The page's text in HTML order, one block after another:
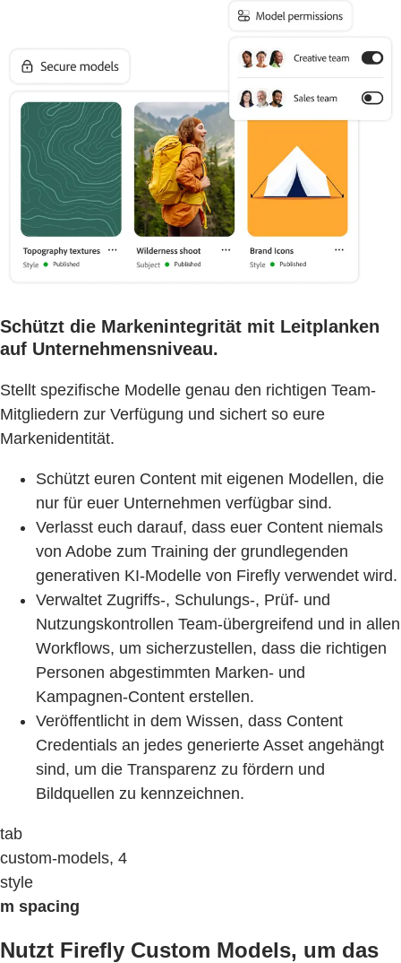
Schützt die Markenintegrität mit Leitplanken
auf Unternehmensniveau.
Stellt spezifische Modelle genau den richtigen Team-
Mitgliedern zur Verfügung und sichert so eure
Markenidentität.
Schützt euren Content mit eigenen Modellen, die
nur für euer Unternehmen verfügbar sind.
Verlasst euch darauf, dass euer Content niemals
von Adobe zum Training der grundlegenden
generativen KI-Modelle von Firefly verwendet wird.
Verwaltet Zugriffs-, Schulungs-, Prüf- und
Nutzungskontrollen Team-übergreifend und in allen
Workflows, um sicherzustellen, dass die richtigen
Personen abgestimmten Marken- und
Kampagnen-Content erstellen.
Veröffentlicht in dem Wissen, dass Content
Credentials an jedes generierte Asset angehängt
sind, um die Transparenz zu fördern und
Bildquellen zu kennzeichnen.
tab
custom-models, 4
style
m spacing
Nutzt Firefly Custom Models, um das